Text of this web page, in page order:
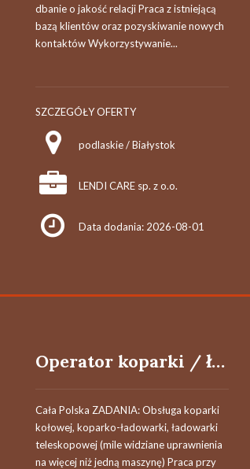
dbanie o jakość relacji Praca z istniejącą
bazą klientów oraz pozyskiwanie nowych
kontaktów Wykorzystywanie...
SZCZEGÓŁY OFERTY
podlaskie / Białystok
LENDI CARE sp. z o.o.
Data dodania: 2026-08-01
Operator koparki / ładowarki teleskopowej
Cała Polska ZADANIA: Obsługa koparki
kołowej, koparko-ładowarki, ładowarki
teleskopowej (mile widziane uprawnienia
na więcej niż jedną maszynę) Praca przy